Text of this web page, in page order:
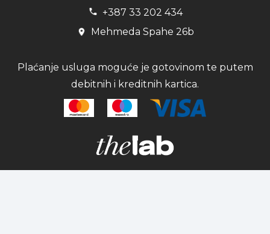
+387 33 202 434
Mehmeda Spahe 26b
Plaćanje usluga moguće je gotovinom te putem
debitnih i kreditnih kartica.